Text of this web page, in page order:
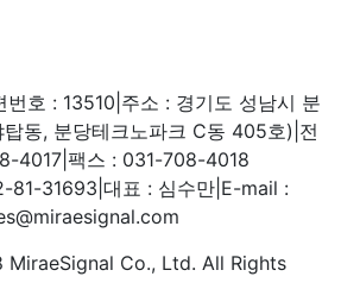
번호 : 13510 주소 : 경기도 성남시 분
동, 분당테크노파크 C동 405호) 전
4017 팩스 : 031-708-4018
81-31693 대표 : 심수만 E-mail :
Co., Ltd. All Rights